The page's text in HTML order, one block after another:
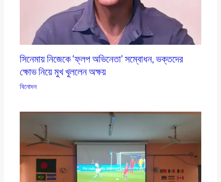
সিনেমায় নিজেকে ‘ফ্লপ অভিনেতা’ সম্বোধন, ভক্তদের
ক্ষোভ নিয়ে মুখ খুললেন অক্ষয়
বিনোদন